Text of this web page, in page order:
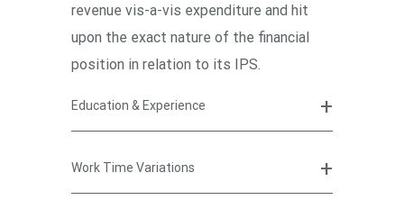
revenue vis-a-vis expenditure and hit
upon the exact nature of the financial
position in relation to its IPS.
Education & Experience
Work Time Variations